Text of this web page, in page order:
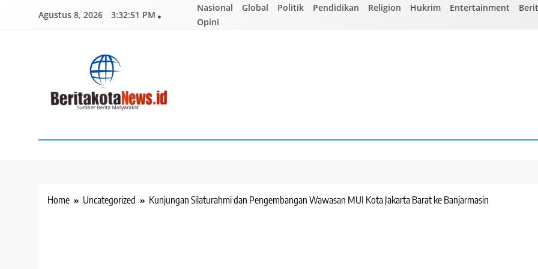
Agustus 8, 2026 3:32:52 PM
Nasional Global Politik Pendidikan Religion Hukrim Entertainment
Opini
Home Uncategorized Kunjungan Silaturahmi dan Pengembangan Wawasan MUI Kota Jakarta Barat ke Banjarmasin